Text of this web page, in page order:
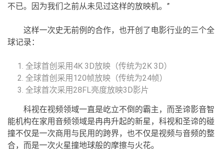
不已。因为我们之前从未见过这样的放映机。”
这样一次史无前例的合作，也开创了电影行业的三个全
球记录：
全球首创采用4K 3D放映（传统为2K 3D）
全球首创采用120帧放映（传统为24帧）
全球首次采用28FL亮度放映3D影片
科视在视频领域一直是屹立不倒的霸主，而圣谛影音智
能机构在家用音频领域是冉冉升起的新星，科视和圣谛的碰
撞不仅是一次商用与民用的跨界，也不仅是视频与音频的整
合，而是一次火星撞地球般的摩擦与火花。